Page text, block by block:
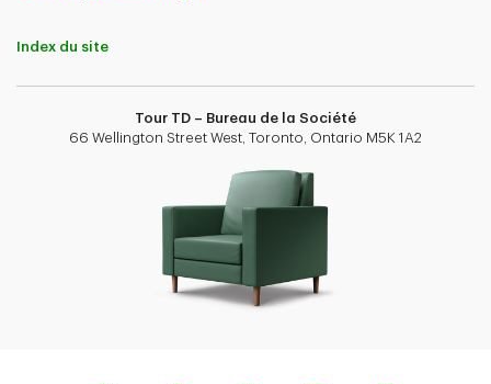
Index du site
Tour TD – Bureau de la Société
66 Wellington Street West, Toronto, Ontario M5K 1A2